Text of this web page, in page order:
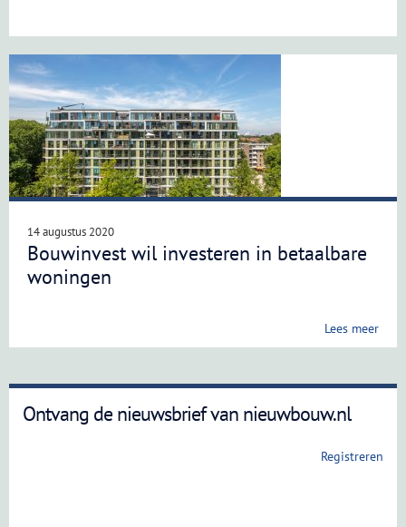
14 augustus 2020
Bouwinvest wil investeren in betaalbare
woningen
Lees meer
Ontvang de nieuwsbrief van nieuwbouw.nl
Registreren